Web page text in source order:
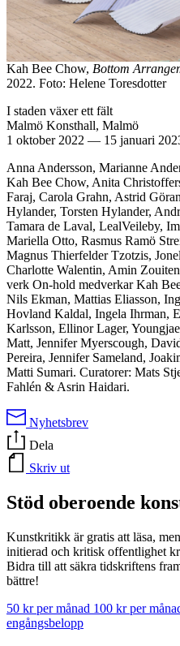
Kah Bee Chow, Bottom
2022. Foto: Helene Toresdotter
I staden växer ett fält
Malmö Konsthall, Malmö
1 oktober 2022 — 15 januari
Anna Andersson, Marianne
Kah Bee Chow, Anita
Faraj, Carola Grahn, Astrid
Hylander, Torsten Hylander,
Tamara de Laval, LealVeileby,
Mariella Otto, Rasmus Ramö
Magnus Thierfelder Tzotzis,
Charlotte Walentin, Amin
verk On-hold medverkar Kah
Nils Ekman, Mattias Eliasson,
Hovland Kaldal, Ingela Ihrman,
Karlsson, Ellinor Lager,
Matt, Jennifer Myerscough,
Pereira, Jennifer Sameland,
Matti Sumari. Curatorer: Mats
Fahlén & Asrin Haidari.
Nyhetsbrev
Dela
Skriv ut
Stöd oberoende
Kunstkritikk är gratis att läsa,
initierad och kritisk offentlighet
Bidra till att säkra tidskriftens
bättre!
50 kr per månad 100 kr per
engångsbelopp